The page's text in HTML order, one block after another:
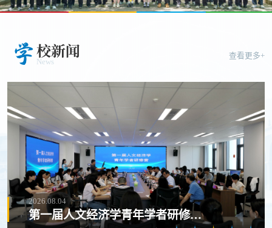
学校新闻
News
查看更多+
2026.07.30
学校召开暑期施工项目调度会